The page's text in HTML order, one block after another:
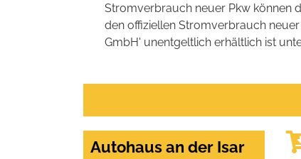
Stromverbrauch neuer Pkw können
den offiziellen Stromverbrauch
GmbH' unentgeltlich erhältlich ist
Autohaus an der Isar